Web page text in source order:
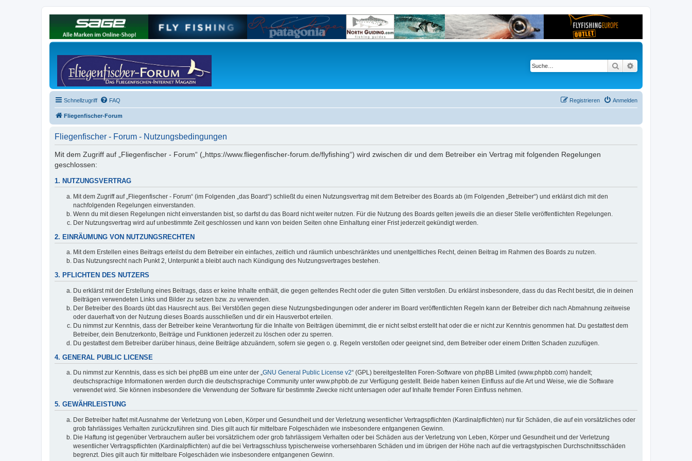
Suche
Schnellzugriff FAQ Anmelden
Registrieren
Fliegenfischer-Forum
Fliegenfischer - Forum - Nutzungsbedingungen
Mit dem Zugriff auf „Fliegenfischer - Forum“ („https://www.fliegenfischer-forum.de/flyfishing“) wird zwischen dir und dem Betreiber ein Vertrag mit folgenden Regelungen
geschlossen:
1. NUTZUNGSVERTRAG
Mit dem Zugriff auf „Fliegenfischer - Forum“ (im Folgenden „das Board“) schließt du einen Nutzungsvertrag mit dem Betreiber des Boards ab (im Folgenden „Betreiber“) und erklärst dich mit den
nachfolgenden Regelungen einverstanden.
Wenn du mit diesen Regelungen nicht einverstanden bist, so darfst du das Board nicht weiter nutzen. Für die Nutzung des Boards gelten jeweils die an dieser Stelle veröffentlichten Regelungen.
Der Nutzungsvertrag wird auf unbestimmte Zeit geschlossen und kann von beiden Seiten ohne Einhaltung einer Frist jederzeit gekündigt werden.
2. EINRÄUMUNG VON NUTZUNGSRECHTEN
Mit dem Erstellen eines Beitrags erteilst du dem Betreiber ein einfaches, zeitlich und räumlich unbeschränktes und unentgeltliches Recht, deinen Beitrag im Rahmen des Boards zu nutzen.
Das Nutzungsrecht nach Punkt 2, Unterpunkt a bleibt auch nach Kündigung des Nutzungsvertrages bestehen.
3. PFLICHTEN DES NUTZERS
Du erklärst mit der Erstellung eines Beitrags, dass er keine Inhalte enthält, die gegen geltendes Recht oder die guten Sitten verstoßen. Du erklärst insbesondere, dass du das Recht besitzt, die in deinen
Beiträgen verwendeten Links und Bilder zu setzen bzw. zu verwenden.
Der Betreiber des Boards übt das Hausrecht aus. Bei Verstößen gegen diese Nutzungsbedingungen oder anderer im Board veröffentlichten Regeln kann der Betreiber dich nach Abmahnung zeitweise
oder dauerhaft von der Nutzung dieses Boards ausschließen und dir ein Hausverbot erteilen.
Du nimmst zur Kenntnis, dass der Betreiber keine Verantwortung für die Inhalte von Beiträgen übernimmt, die er nicht selbst erstellt hat oder die er nicht zur Kenntnis genommen hat. Du gestattest dem
Betreiber, dein Benutzerkonto, Beiträge und Funktionen jederzeit zu löschen oder zu sperren.
Du gestattest dem Betreiber darüber hinaus, deine Beiträge abzuändern, sofern sie gegen o. g. Regeln verstoßen oder geeignet sind, dem Betreiber oder einem Dritten Schaden zuzufügen.
4. GENERAL PUBLIC LICENSE
Du nimmst zur Kenntnis, dass es sich bei phpBB um eine unter der „GNU General Public License v2“ (GPL) bereitgestellten Foren-Software von phpBB Limited (www.phpbb.com) handelt;
deutschsprachige Informationen werden durch die deutschsprachige Community unter www.phpbb.de zur Verfügung gestellt. Beide haben keinen Einfluss auf die Art und Weise, wie die Software
verwendet wird. Sie können insbesondere die Verwendung der Software für bestimmte Zwecke nicht untersagen oder auf Inhalte fremder Foren Einfluss nehmen.
5. GEWÄHRLEISTUNG
Der Betreiber haftet mit Ausnahme der Verletzung von Leben, Körper und Gesundheit und der Verletzung wesentlicher Vertragspflichten (Kardinalpflichten) nur für Schäden, die auf ein vorsätzliches oder
grob fahrlässiges Verhalten zurückzuführen sind. Dies gilt auch für mittelbare Folgeschäden wie insbesondere entgangenen Gewinn.
Die Haftung ist gegenüber Verbrauchern außer bei vorsätzlichem oder grob fahrlässigem Verhalten oder bei Schäden aus der Verletzung von Leben, Körper und Gesundheit und der Verletzung
wesentlicher Vertragspflichten (Kardinalpflichten) auf die bei Vertragsschluss typischerweise vorhersehbaren Schäden und im übrigen der Höhe nach auf die vertragstypischen Durchschnittsschäden
begrenzt. Dies gilt auch für mittelbare Folgeschäden wie insbesondere entgangenen Gewinn.